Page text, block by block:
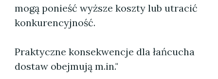
mogą ponieść wyższe koszty lub utracić
konkurencyjność.
Praktyczne konsekwencje dla łańcucha
dostaw obejmują m.in."